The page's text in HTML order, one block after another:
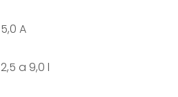
5,0 A
2,5 a 9,0 l